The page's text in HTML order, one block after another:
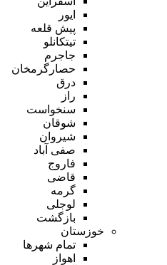
ایور
پیش قلعه
تیتکانلو
جاجرم
حصارگرمخان
درق
راز
سنخواست
شوقان
شیروان
صفی آباد
فاروج
قاضی
گرمه
لوجلی
بازگشت
خوزستان
تمام شهر‌ها
اهواز